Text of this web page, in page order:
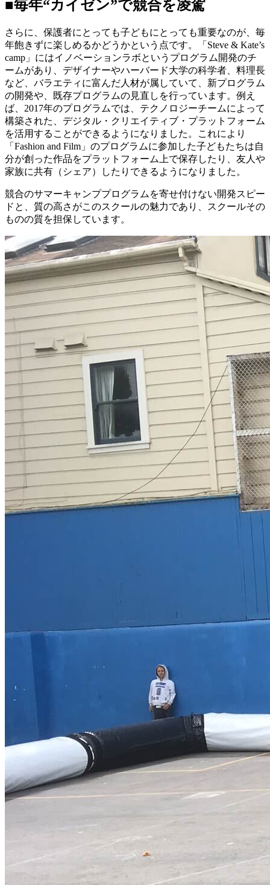
■毎年“カイゼン”で競合を凌駕
さらに、保護者にとっても子どもにとっても重要なのが、毎
年飽きずに楽しめるかどうかという点です。「Steve & Kate’s
camp」にはイノベーションラボというプログラム開発のチ
ームがあり、デザイナーやハーバード大学の科学者、料理長
など、バラエティに富んだ人材が属していて、新プログラム
の開発や、既存プログラムの見直しを行っています。例え
ば、2017年のプログラムでは、テクノロジーチームによって
構築された、デジタル・クリエイティブ・プラットフォーム
を活用することができるようになりました。これにより
「Fashion and Film」のプログラムに参加した子どもたちは自
分が創った作品をプラットフォーム上で保存したり、友人や
家族に共有（シェア）したりできるようになりました。
競合のサマーキャンププログラムを寄せ付けない開発スピー
ドと、質の高さがこのスクールの魅力であり、スクールその
ものの質を担保しています。